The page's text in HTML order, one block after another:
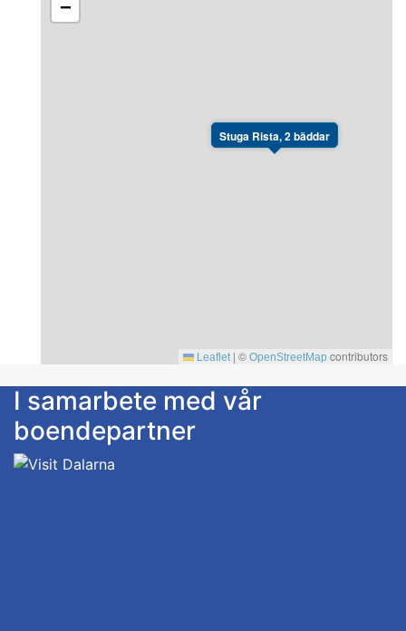
Stuga Rista, 2 bäddar
−
Leaflet | © OpenStreetMap contributors
I samarbete med vår
boendepartner